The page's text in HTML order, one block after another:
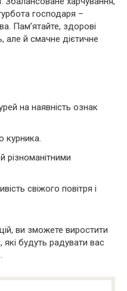
господаря –
Пам’ятайте, здорові
але й смачне дієтичне
на наявність ознак
курника.
різноманітними
свіжого повітря і
ви зможете виростити
які будуть радувати вас